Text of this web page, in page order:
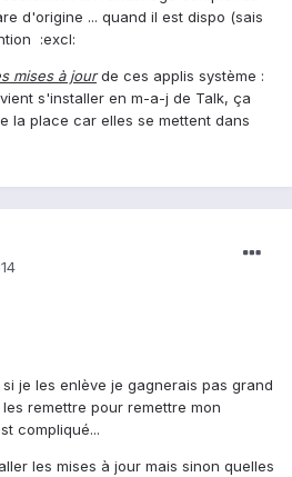
d'origine ... quand il est dispo (sais
:excl:
mises à jourde ces applis système :
s'installer en m-a-j de Talk, ça
la place car elles se mettent dans
je les enlève je gagnerais pas grand
remettre pour remettre mon
compliqué...
les mises à jour mais sinon quelles